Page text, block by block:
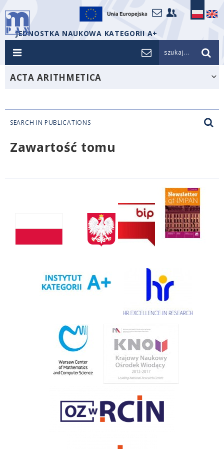
JEDNOSTKA NAUKOWA KATEGORII A+
szukaj...
ACTA ARITHMETICA
SEARCH IN PUBLICATIONS
Zawartość tomu